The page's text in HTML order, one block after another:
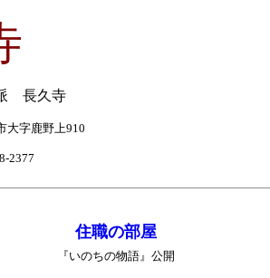
長久寺
大字鹿野上910
2377
住職の部屋
『いのちの物語』公開